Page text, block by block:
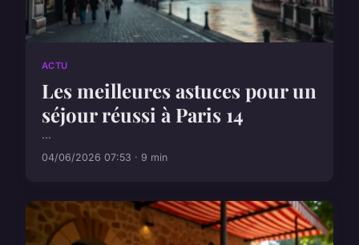
ACTU
Les meilleures astuces pour un
séjour réussi à Paris 14
...
04/06/2026 07:53 · 9 min